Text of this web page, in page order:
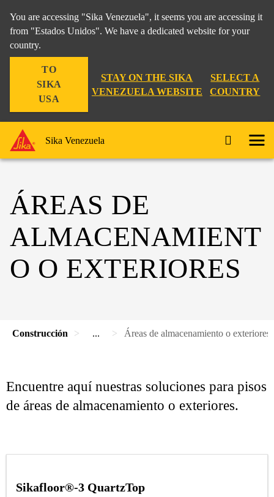
You are accessing "Sika Venezuela", it seems you are accessing it
from "Estados Unidos". We have a dedicated website for your
country.
TO
SIKA
USA
STAY ON THE SIKA
VENEZUELA WEBSITE
SELECT A
COUNTRY
Sika Venezuela
ÁREAS DE
ALMACENAMIENT
O O EXTERIORES
Construcción ... Áreas de almacenamiento o exteriores
Encuentre aquí nuestras soluciones para pisos
de áreas de almacenamiento o exteriores.
Sikafloor®-3 QuartzTop